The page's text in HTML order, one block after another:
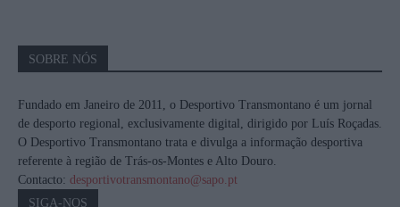
SOBRE NÓS
Fundado em Janeiro de 2011, o Desportivo Transmontano é um jornal
de desporto regional, exclusivamente digital, dirigido por Luís Roçadas.
O Desportivo Transmontano trata e divulga a informação desportiva
referente à região de Trás-os-Montes e Alto Douro.
Contacto: desportivotransmontano@sapo.pt
SIGA-NOS